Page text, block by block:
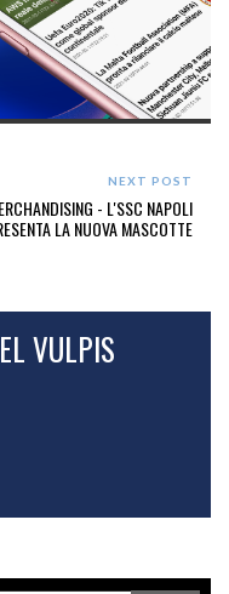
NEXT POST
- L'SSC NAPOLI
LA NUOVA MASCOTTE
VULPIS